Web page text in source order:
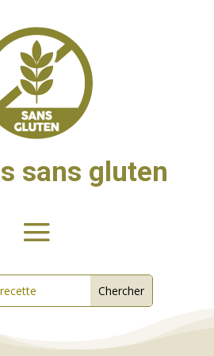
sans gluten